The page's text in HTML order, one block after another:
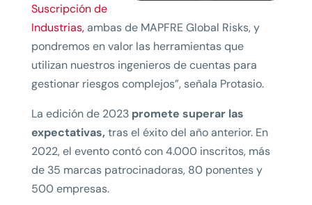
Suscripción de
Industrias,ambas de MAPFRE Global Risks, y
pondremos en valor las herramientas que
utilizan nuestros ingenieros de cuentas para
gestionar riesgos complejos”, señala Protasio.
La edición de 2023 promete superar las
expectativas, tras el éxito del año anterior. En
2022, el evento contó con 4.000 inscritos, más
de 35 marcas patrocinadoras, 80 ponentes y
500 empresas.